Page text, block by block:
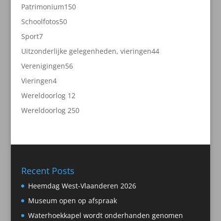
producten
Patrimonium150150
Schoolfotos5050
Sport77
producten
Uitzonderlijke gelegenheden, vieringen4444
Verenigingen5656
Vieringen44
producten
Wereldoorlog 122
producten
Wereldoorlog 25050
Recent Posts
Heemdag West-Vlaanderen 2026
Museum open op afspraak
Waterhoekkapel wordt onderhanden genomen